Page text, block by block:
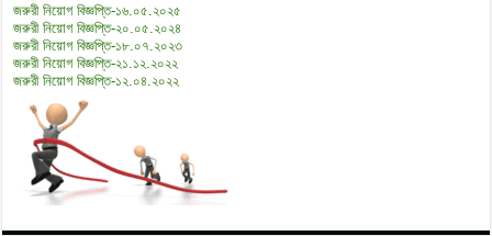
জরুরী নিয়োগ বিজ্ঞপ্তি-১৬.০৫.২০২৫
জরুরী নিয়োগ বিজ্ঞপ্তি-২০.০৫.২০২৪
জরুরী নিয়োগ বিজ্ঞপ্তি-১৮.০৭.২০২৩
জরুরী নিয়োগ বিজ্ঞপ্তি-২১.১২.২০২২
জরুরী নিয়োগ বিজ্ঞপ্তি-১২.০৪.২০২২